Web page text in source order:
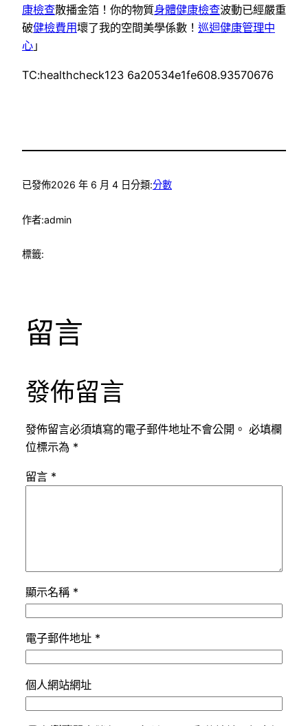
康檢查散播金箔！你的物質身體健康檢查波動已經嚴重
破健檢費用壞了我的空間美學係數！ 巡迴健康管理中
心 」
TC:healthcheck123 6a20534e1fe608.93570676
已發佈2026 年 6 月 4 日分類:分數
作者:admin
標籤:
留言
發佈留言
發佈留言必須填寫的電子郵件地址不會公開。 必填欄
位標示為 *
留言 *
顯示名稱 *
電子郵件地址 *
個人網站網址